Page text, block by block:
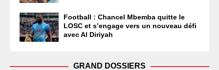
Football : Chancel Mbemba quitte le
LOSC et s’engage vers un nouveau défi
avec Al Diriyah
GRAND DOSSIERS